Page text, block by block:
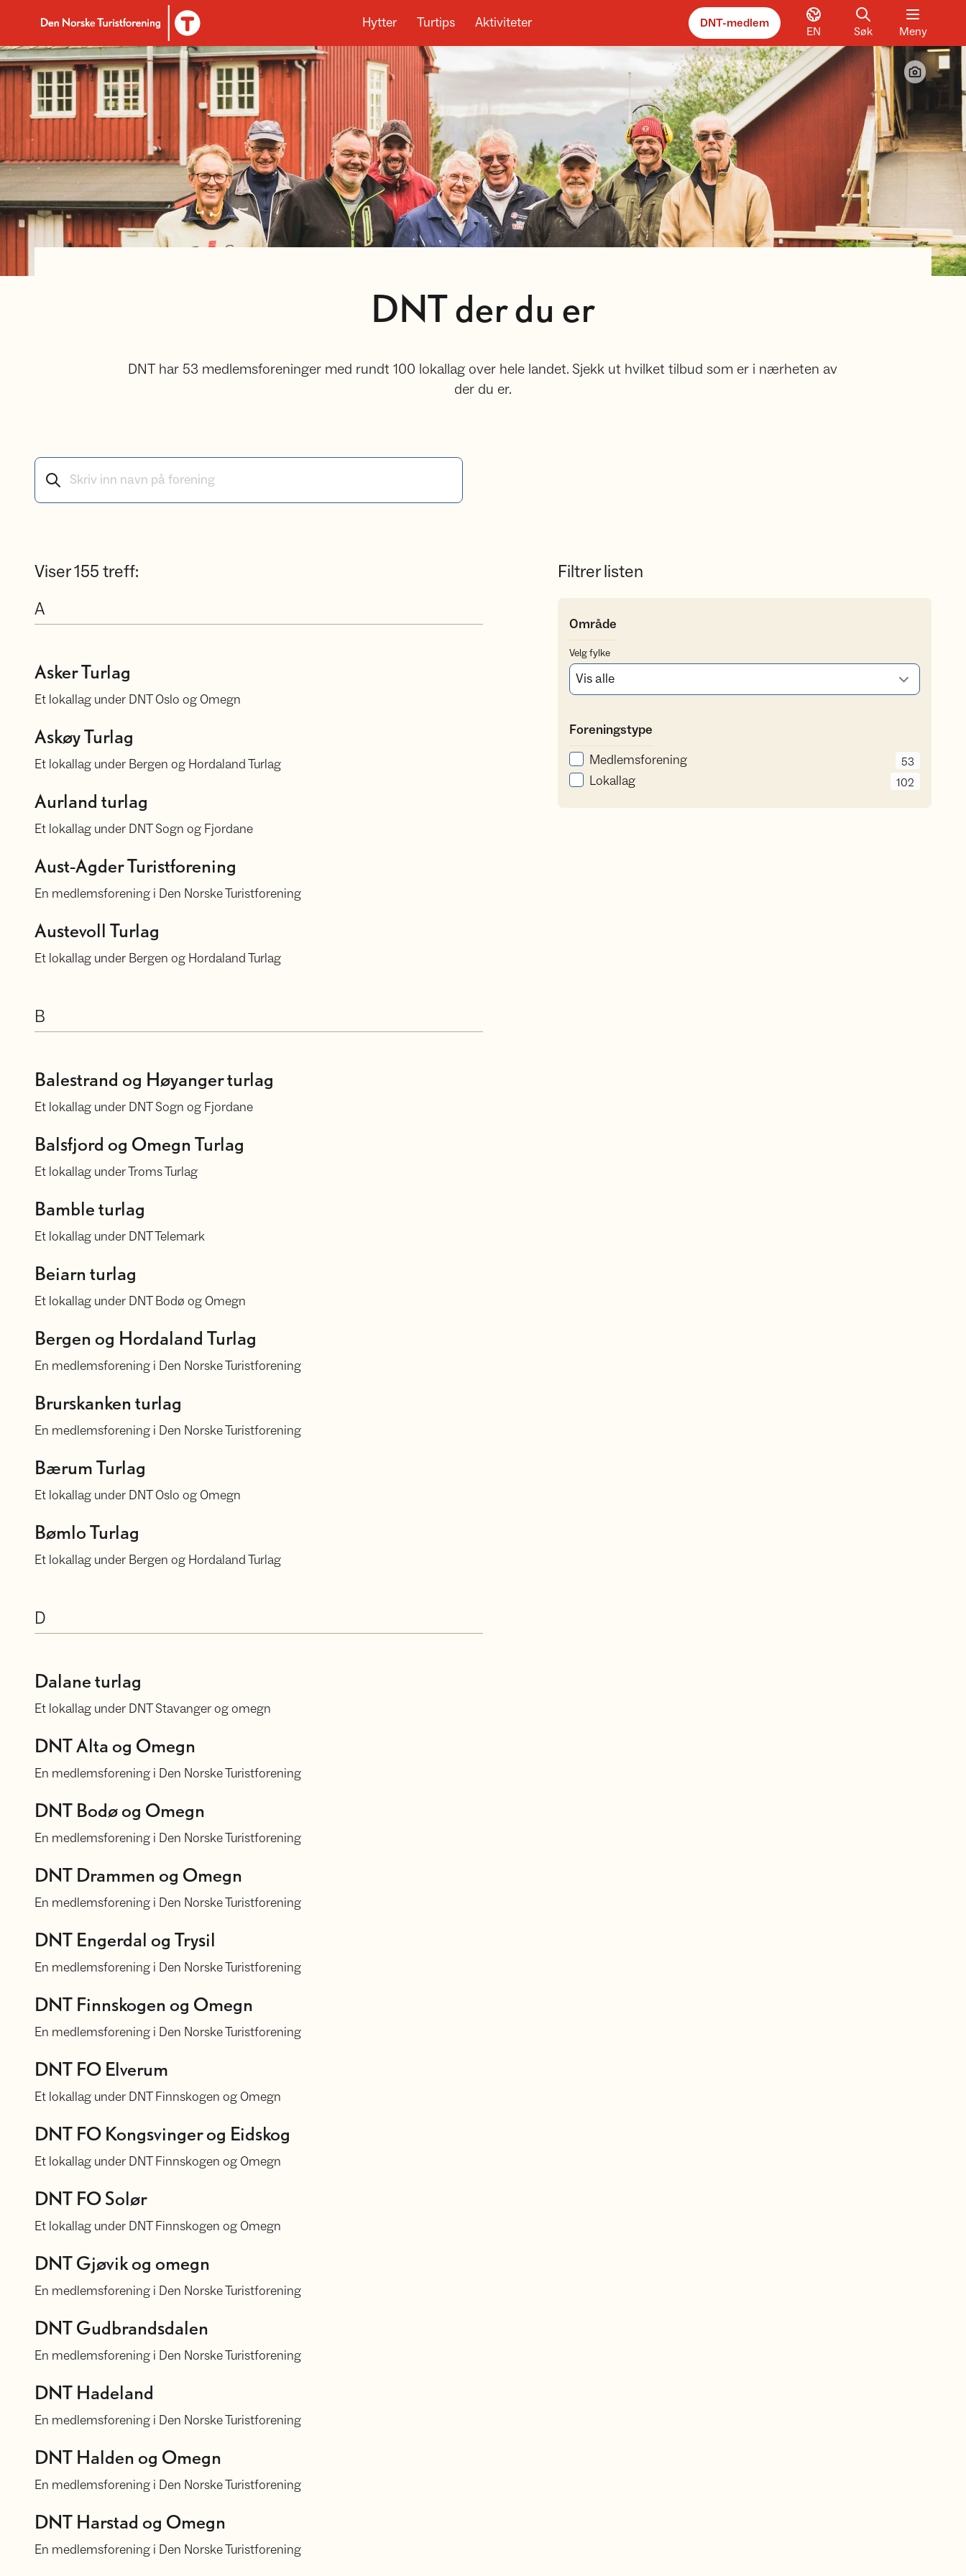
Til DNT.no forside
Hytter Turtips Aktiviteter DNT-medlem
EN Søk Meny
DNT der du er
DNT har 53 medlemsforeninger med rundt 100 lokallag over hele landet. Sjekk ut hvilket tilbud som er i nærheten av
der du er.
Søk etter medlemsforeninger
Filtrer listen
Område
Velg fylke
Foreningstype
Medlemsforening
53
Lokallag 102
Viser155treff:
A
DNT Asker Turlag
Asker Turlag
Et lokallag under DNT Oslo og Omegn
Velkommen til Askøy Turlag
Askøy Turlag
Et lokallag under Bergen og Hordaland Turlag
Aurland Turlag
Aurland turlag
Et lokallag under DNT Sogn og Fjordane
Velkommen til Aust-Agder Turistforening!
Aust-Agder Turistforening
En medlemsforening i Den Norske Turistforening
Austevoll Turlag
Austevoll Turlag
Et lokallag under Bergen og Hordaland Turlag
B
Velkommen til Balestrand og Høyanger turlag
Balestrand og Høyanger turlag
Et lokallag under DNT Sogn og Fjordane
Balsfjord og Omegn Turlag
Balsfjord og Omegn Turlag
Et lokallag under Troms Turlag
Bamble Turlag
Bamble turlag
Et lokallag under DNT Telemark
Velkommen til Beiarn turlag
Beiarn turlag
Et lokallag under DNT Bodø og Omegn
Bergen og Hordaland Turlag
Bergen og Hordaland Turlag
En medlemsforening i Den Norske Turistforening
Brurskanken turlag
Brurskanken turlag
En medlemsforening i Den Norske Turistforening
Bærum Turlag
Bærum Turlag
Et lokallag under DNT Oslo og Omegn
Bømlo Turlag
Bømlo Turlag
Et lokallag under Bergen og Hordaland Turlag
D
Dalane turlag
Dalane turlag
Et lokallag under DNT Stavanger og omegn
DNT Alta og Omegn
DNT Alta og Omegn
En medlemsforening i Den Norske Turistforening
DNT Bodø og Omegn
DNT Bodø og Omegn
En medlemsforening i Den Norske Turistforening
DNT Drammen og Omegn
DNT Drammen og Omegn
En medlemsforening i Den Norske Turistforening
DNT Engerdal og Trysil
DNT Engerdal og Trysil
En medlemsforening i Den Norske Turistforening
DNT Finnskogen og Omegn
DNT Finnskogen og Omegn
En medlemsforening i Den Norske Turistforening
DNT Finnskogen og Omegn - Elverum
DNT FO Elverum
Et lokallag under DNT Finnskogen og Omegn
DNT FO Kongsvinger og Eidskog
DNT FO Kongsvinger og Eidskog
Et lokallag under DNT Finnskogen og Omegn
DNT FO Solør
DNT FO Solør
Et lokallag under DNT Finnskogen og Omegn
DNT Gjøvik og Omegn
DNT Gjøvik og omegn
En medlemsforening i Den Norske Turistforening
DNT Gudbrandsdalen
DNT Gudbrandsdalen
En medlemsforening i Den Norske Turistforening
DNT Hadeland
DNT Hadeland
En medlemsforening i Den Norske Turistforening
DNT Halden og Omegn
DNT Halden og Omegn
En medlemsforening i Den Norske Turistforening
DNT Harstad og Omegn
DNT Harstad og Omegn
En medlemsforening i Den Norske Turistforening